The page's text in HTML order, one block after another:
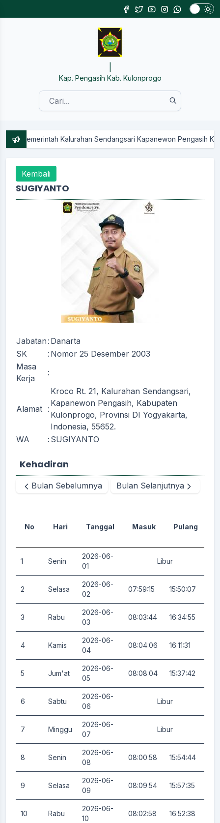
Kap. Pengasih Kab. Kulonprogo
Kapanewon Pengasih Kabupaten Kulon Progo ||
Kembali
SUGIYANTO
Jabatan : Danarta
SK
: Nomor 25 Desember 2003
Masa
Kerja
:
Alamat :
Kroco Rt. 21, Kalurahan Sendangsari,
Kapanewon Pengasih, Kabupaten
Kulonprogo, Provinsi DI Yogyakarta,
Indonesia, 55652.
WA
: SUGIYANTO
Kehadiran
Bulan Sebelumnya Bulan Selanjutnya
No Hari Tanggal Masuk
Pulang
1 Senin
2026-06-
01
Libur
2 Selasa
2026-06-
02
07:59:15 15:50:07
3 Rabu
2026-06-
03
08:03:44 16:34:55
4 Kamis
2026-06-
04
08:04:06 16:11:31
5 Jum'at
2026-06-
05
08:08:04 15:37:42
6 Sabtu
2026-06-
06
Libur
7 Minggu
2026-06-
07
Libur
8 Senin
2026-06-
08
08:00:58 15:54:44
9 Selasa
2026-06-
09
08:09:54 15:57:35
10 Rabu
2026-06-
10
08:02:58 16:52:38